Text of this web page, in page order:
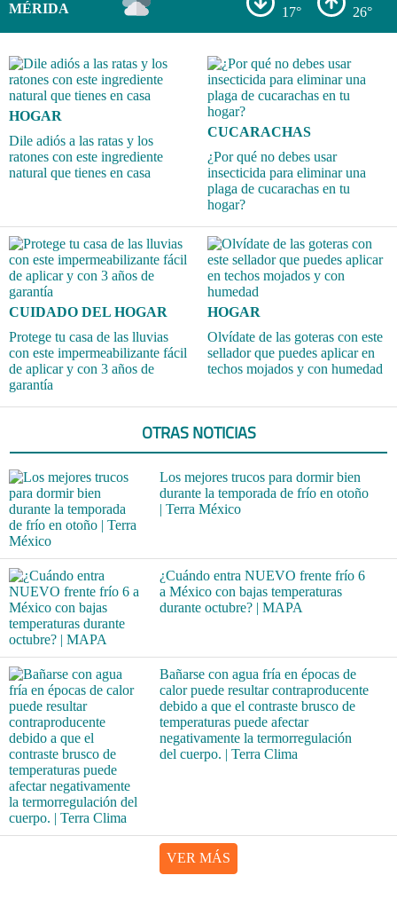
MÉRIDA 17° 26°
HOGAR
Dile adiós a las ratas y los
ratones con este ingrediente
natural que tienes en casa
CUCARACHAS
¿Por qué no debes usar
insecticida para eliminar una
plaga de cucarachas en tu
hogar?
CUIDADO DEL HOGAR
Protege tu casa de las lluvias
con este impermeabilizante fácil
de aplicar y con 3 años de
garantía
HOGAR
Olvídate de las goteras con este
sellador que puedes aplicar en
techos mojados y con humedad
OTRAS NOTICIAS
Los mejores trucos para dormir bien
durante la temporada de frío en otoño
| Terra México
¿Cuándo entra NUEVO frente frío 6
a México con bajas temperaturas
durante octubre? | MAPA
Bañarse con agua fría en épocas de
calor puede resultar contraproducente
debido a que el contraste brusco de
temperaturas puede afectar
negativamente la termorregulación
del cuerpo. | Terra Clima
VER MÁS